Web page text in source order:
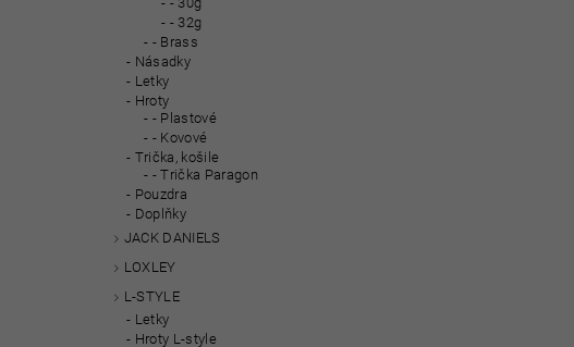
- 32g
- Brass
Násadky
Letky
Hroty
- Plastové
- Kovové
Trička, košile
- Trička Paragon
Pouzdra
Doplňky
JACK DANIELS
LOXLEY
L-STYLE
Letky
Hroty L-style